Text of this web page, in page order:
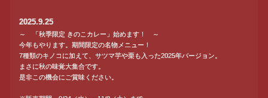
2025.9.25
～ 「秋季限定 きのこカレー」始めます！ ～
今年もやります。期間限定の名物メニュー！
7種類のキノコに加えて、サツマ芋や栗も入った2025年バージョン。
まさに秋の味覚大集合です。
是非この機会にご賞味ください。